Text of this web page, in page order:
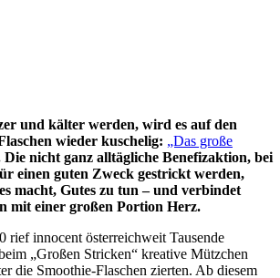
und kälter werden, wird es auf den
wieder kuschelig: „Das große
nicht ganz alltägliche Benefizaktion, bei
einen guten Zweck gestrickt werden,
macht, Gutes zu tun – und verbindet
mit einer großen Portion Herz.
rief innocent österreichweit Tausende
„Großen Stricken“ kreative Mützchen
die Smoothie-Flaschen zierten. Ab diesem